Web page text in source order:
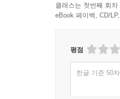
클래스는 첫번째 회
eBook 페이백, CD/
평점
한글 기준 50